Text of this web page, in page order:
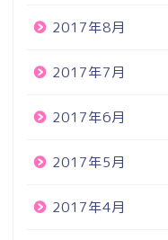
2017年8月
2017年7月
2017年6月
2017年5月
2017年4月